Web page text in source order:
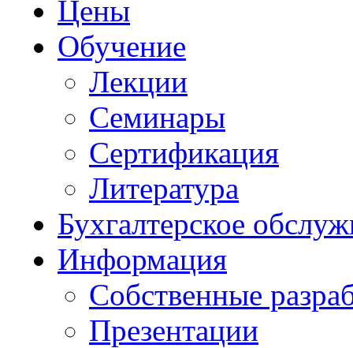
Цены
Обучение
Лекции
Семинары
Сертификация
Литература
Бухгалтерское
Информация
Собственные
Презентации